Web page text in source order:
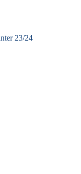
23/24